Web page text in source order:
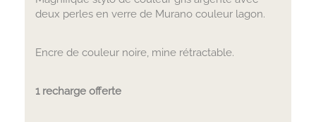
deux perles en verre de Murano couleur lagon.
Encre de couleur noire, mine rétractable.
1 recharge offerte